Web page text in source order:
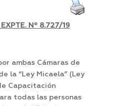
Nº 8.727/19
ambas Cámaras de
la “Ley Micaela” (Ley
Capacitación
todas las personas